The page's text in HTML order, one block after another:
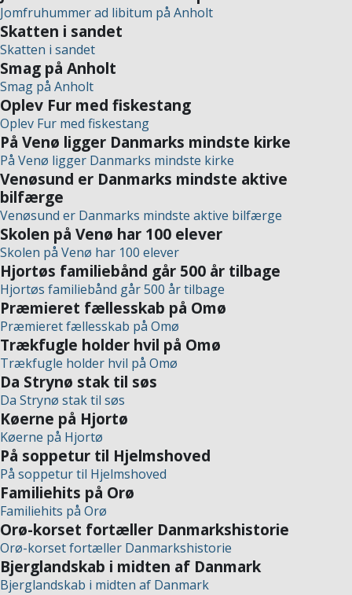
Jomfruhummer ad libitum på Anholt
Skatten i sandet
Skatten i sandet
Smag på Anholt
Smag på Anholt
Oplev Fur med fiskestang
Oplev Fur med fiskestang
På Venø ligger Danmarks mindste kirke
På Venø ligger Danmarks mindste kirke
Venøsund er Danmarks mindste aktive
bilfærge
Venøsund er Danmarks mindste aktive bilfærge
Skolen på Venø har 100 elever
Skolen på Venø har 100 elever
Hjortøs familiebånd går 500 år tilbage
Hjortøs familiebånd går 500 år tilbage
Præmieret fællesskab på Omø
Præmieret fællesskab på Omø
Trækfugle holder hvil på Omø
Trækfugle holder hvil på Omø
Da Strynø stak til søs
Da Strynø stak til søs
Køerne på Hjortø
Køerne på Hjortø
På soppetur til Hjelmshoved
På soppetur til Hjelmshoved
Familiehits på Orø
Familiehits på Orø
Orø-korset fortæller Danmarkshistorie
Orø-korset fortæller Danmarkshistorie
Bjerglandskab i midten af Danmark
Bjerglandskab i midten af Danmark